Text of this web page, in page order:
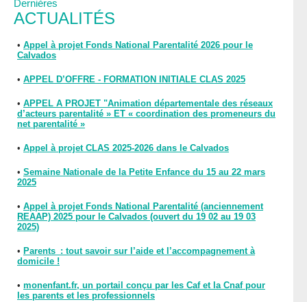
Dernières
ACTUALITÉS
• Appel à projet Fonds National Parentalité 2026 pour le
Calvados
• APPEL D’OFFRE - FORMATION INITIALE CLAS 2025
• APPEL A PROJET "Animation départementale des réseaux
d’acteurs parentalité » ET « coordination des promeneurs du
net parentalité »
• Appel à projet CLAS 2025-2026 dans le Calvados
• Semaine Nationale de la Petite Enfance du 15 au 22 mars
2025
• Appel à projet Fonds National Parentalité (anciennement
REAAP) 2025 pour le Calvados (ouvert du 19 02 au 19 03
2025)
• Parents : tout savoir sur l’aide et l’accompagnement à
domicile !
• monenfant.fr, un portail conçu par les Caf et la Cnaf pour
les parents et les professionnels